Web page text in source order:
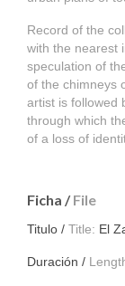
Record of the
with the nearest
speculation of
of the chimneys
artist is followed
through which
of a loss of
Ficha /File
Titulo / Title: El
Duración /